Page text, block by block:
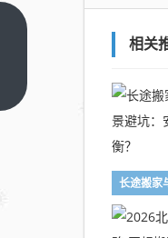
相关